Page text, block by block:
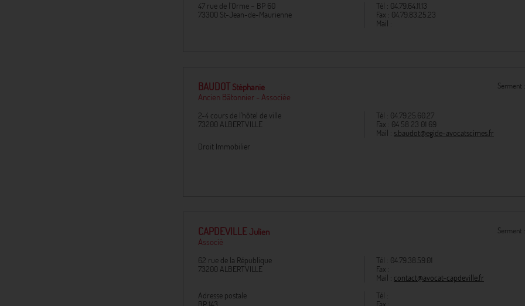
47 rue de l’Orme – BP 60
73300 St-Jean-de-Maurienne
Tél : 04.79.64.11.13
Fax : 04.79.83.25.23
Mail :
BAUDOT Stéphanie
Ancien Bâtonnier - Associée
Serment
2-4 cours de l'hôtel de ville
73200 ALBERTVILLE
Tél : 04.79.25.60.27
Fax : 04 58 23 01 69
Mail : s.baudot@egide-avocatscimes.fr
Droit Immobilier
CAPDEVILLEJulien
Associé
Serment
62 rue de la République
73200 ALBERTVILLE
Tél : 04.79.38.59.01
Fax :
Mail : contact@avocat-capdeville.fr
Adresse postale
Tél :